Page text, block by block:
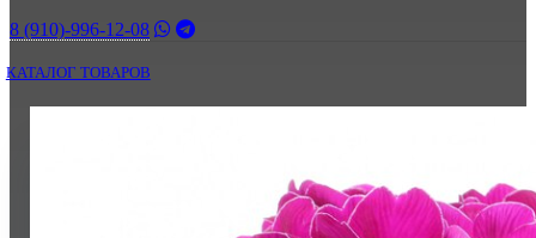
8 (910)-996-12-08
КАТАЛОГ ТОВАРОВ